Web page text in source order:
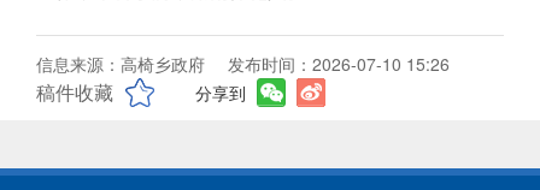
信息来源：高椅乡政府 发布时间：2026-07-10 15:26
稿件收藏 分享到